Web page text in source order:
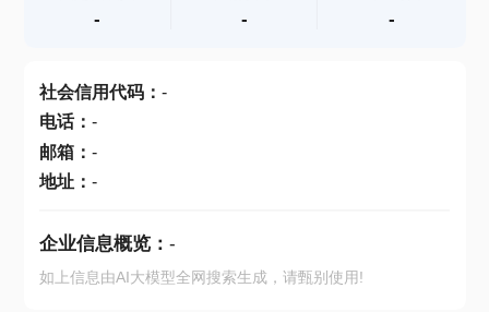
查产地
- - -
社会信用代码： -
电话： -
邮箱： -
地址： -
企业信息概览： -
如上信息由AI大模型全网搜索生成，请甄别使用!